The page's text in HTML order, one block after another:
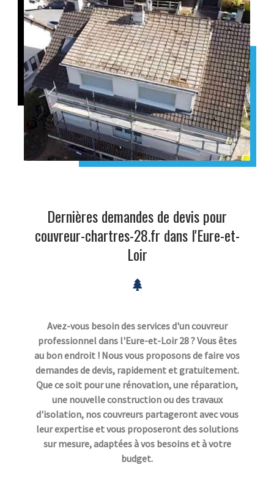
Dernières demandes de devis pour
couvreur-chartres-28.fr dans l'Eure-et-
Loir
Avez-vous besoin des services d'un couvreur
professionnel dans l'Eure-et-Loir 28 ? Vous êtes
au bon endroit ! Nous vous proposons de faire vos
demandes de devis, rapidement et gratuitement.
Que ce soit pour une rénovation, une réparation,
une nouvelle construction ou des travaux
d'isolation, nos couvreurs partageront avec vous
leur expertise et vous proposeront des solutions
sur mesure, adaptées à vos besoins et à votre
budget.